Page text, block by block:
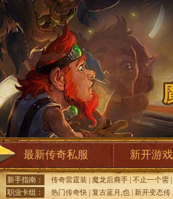
最新传奇私服 新开游戏
新手指南： 传奇雷霆装 魔龙后裔手 不止一个需
职业卡组：
热门传奇快 复古蓝月,也 新开变态传